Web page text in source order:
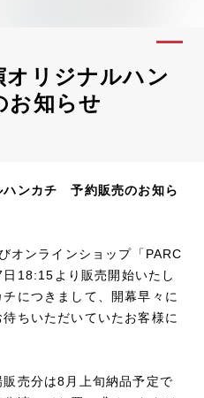
オリジナルハン
知らせ
ハンカチ 予約販売のお知ら
オンラインショップ「PARC
18:15より販売開始いたし
につきまして、開幕早々に
ちいただいていたお客様に
売分は8月上旬納品予定で